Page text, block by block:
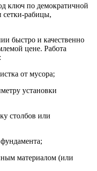
ключ по демократичной
сетки-рабицы,
быстро и качественно
цене. Работа
от мусора;
установки
столбов или
материалом (или